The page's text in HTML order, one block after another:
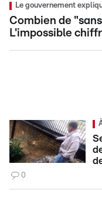
Le gouvernement
Combien de
L'impossible
0